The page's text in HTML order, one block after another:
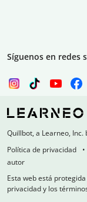
Síguenos en redes
Quillbot, a Learneo, Inc.
Política de privacidad
autor
Esta web está
privacidad y los